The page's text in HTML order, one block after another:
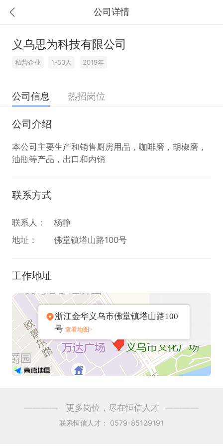
公司详情
义乌思为科技有限公司
私营企业 1-50人 2019年
公司信息 热招岗位
公司介绍
本公司主要生产和销售厨房用品，咖啡磨，胡椒磨，
油瓶等产品，出口和内销
联系方式
联系人：
杨静
地址：
佛堂镇塔山路100号
工作地址
浙江金华义乌市佛堂镇塔山路100
号查看地图>
———— 更多岗位，尽在恒信人才 ————
联系恒信人才： 0579-85129191